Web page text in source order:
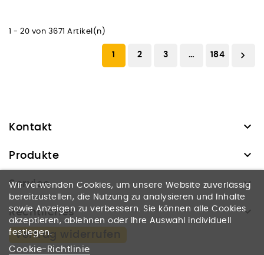
1 - 20 von 3671 Artikel(n)
1 2 3 … 184 
Kontakt 
Produkte 
Service 
Rechtliches 
Vertrag widerrufen
Wir verwenden Cookies, um unsere Website zuverlässig
bereitzustellen, die Nutzung zu analysieren und Inhalte
sowie Anzeigen zu verbessern. Sie können alle Cookies
akzeptieren, ablehnen oder Ihre Auswahl individuell
festlegen.
Cookie-Richtlinie